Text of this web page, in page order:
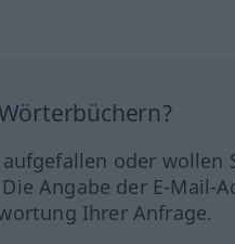
oder wollen
Angabe der E-
Ihrer Anfrage.